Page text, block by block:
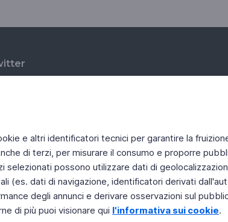
e altri identificatori tecnici per garantire la
di terzi, per misurare il consumo e proporre
possono utilizzare dati di
(es. dati di navigazione, identificatori derivati
degli annunci e derivare osservazioni sul
di più puoi visionare qui l'informativa sui cookie.